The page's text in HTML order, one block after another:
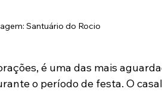
Santuário do Rocio
é uma das mais
o período de festa. O